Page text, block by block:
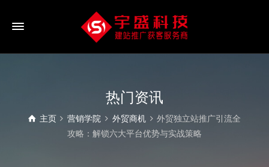
热门资讯
主页 营销学院 外贸商机
外贸独立站推广引流全
攻略：解锁六大平台优势与实战策略